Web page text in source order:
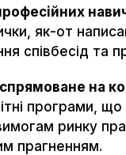
як-от
співбесід та
на
програми,
ринку
прагненням.